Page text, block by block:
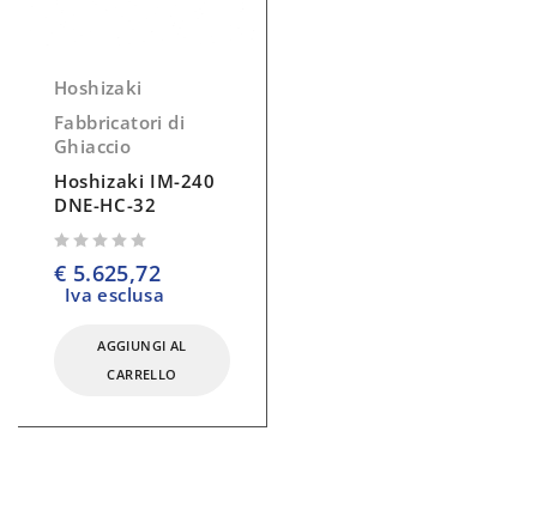
Hoshizaki
Fabbricatori di
Ghiaccio
Hoshizaki IM-240
DNE-HC-32
€ 5.625,72
Iva esclusa
AGGIUNGI AL
CARRELLO